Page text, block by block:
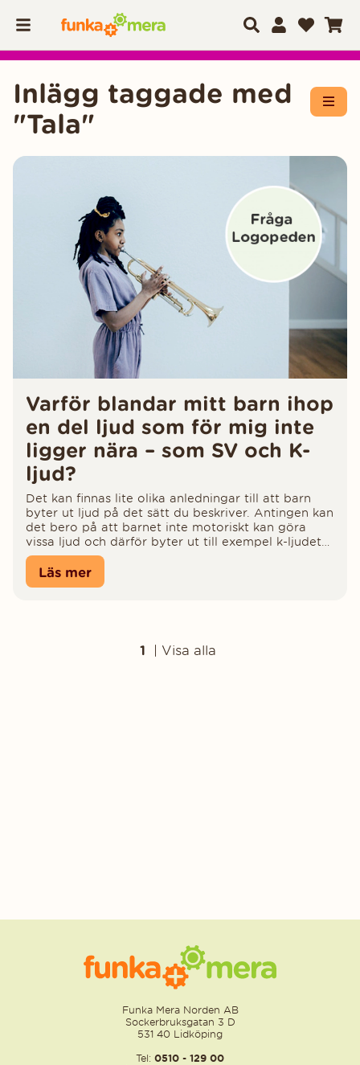
Inlägg taggade med
"Tala"
Varför blandar mitt barn ihop
en del ljud som för mig inte
ligger nära – som SV och K-
ljud?
Det kan finnas lite olika anledningar till att barn
byter ut ljud på det sätt du beskriver. Antingen kan
det bero på att barnet inte motoriskt kan göra
vissa ljud och därför byter ut till exempel k-ljudet
mot t-ljudet...
Läs mer
1 | Visa alla
Funka Mera Norden AB
Sockerbruksgatan 3 D
531 40 Lidköping
Tel: 0510 - 129 00